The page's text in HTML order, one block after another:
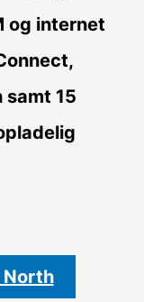
og internet
samt 15
North